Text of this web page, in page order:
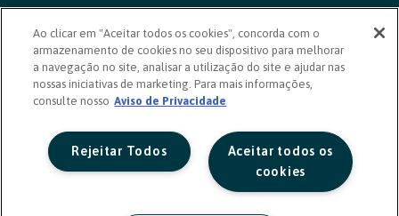
SAC 24 horas-0800 724 4420
Ouvidoria
0800 725 0996
(de segunda a sexta, das 8h às 20h)
ouvidoriasicoob.com.br
Deficientes auditivos ou de fala
Ao clicar em "Aceitar todos os cookies", concorda com o
armazenamento de cookies no seu dispositivo para melhorar
a navegação no site, analisar a utilização do site e ajudar nas
nossas iniciativas de marketing. Para mais informações,
consulte nosso Aviso de Privacidade
Aceitar todos os
cookies
Rejeitar Todos